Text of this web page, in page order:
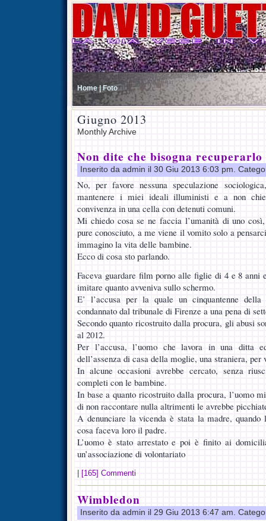
Home | Foto
Giugno 2013
Monthly Archive
Non dite che bisogna recuperarlo
Inserito da admin il 30 Giu 2013 6:03 pm.
No, per favore nessuna speculazione
mantenere i miei ideali illuministi e a non
convivenza in una cella con detenuti comuni.
Mi chiedo cosa se ne faccia l’umanità di uno
pure conosciuto, a me viene il vomito solo a
immagino la vita delle bambine.
Ecco di cosa sto parlando.
Faceva guardare film porno alle figlie di 4 e 8 anni
imitare quanto avveniva sullo schermo.
E’ l’accusa per la quale un cinquantenne
condannato dal tribunale di Firenze a una pena di
Secondo quanto ricostruito dalla procura, gli abusi
al 2012.
Per l’accusa, l’uomo che lavora in una ditta
dell’assenza di casa della moglie, una straniera,
In alcune occasioni avrebbe cercato, senza
completi con le bambine.
In base a quanto ricostruito dalla procura, l’uomo
di non raccontare nulla altrimenti le avrebbe
A denunciare la vicenda è stata la madre, quando
cosa faceva loro il padre.
L’uomo è stato arrestato e poi è finito ai
un’associazione di volontariato
[165] Commenti
Wimbledon
Inserito da admin il 29 Giu 2013 6:47 am.